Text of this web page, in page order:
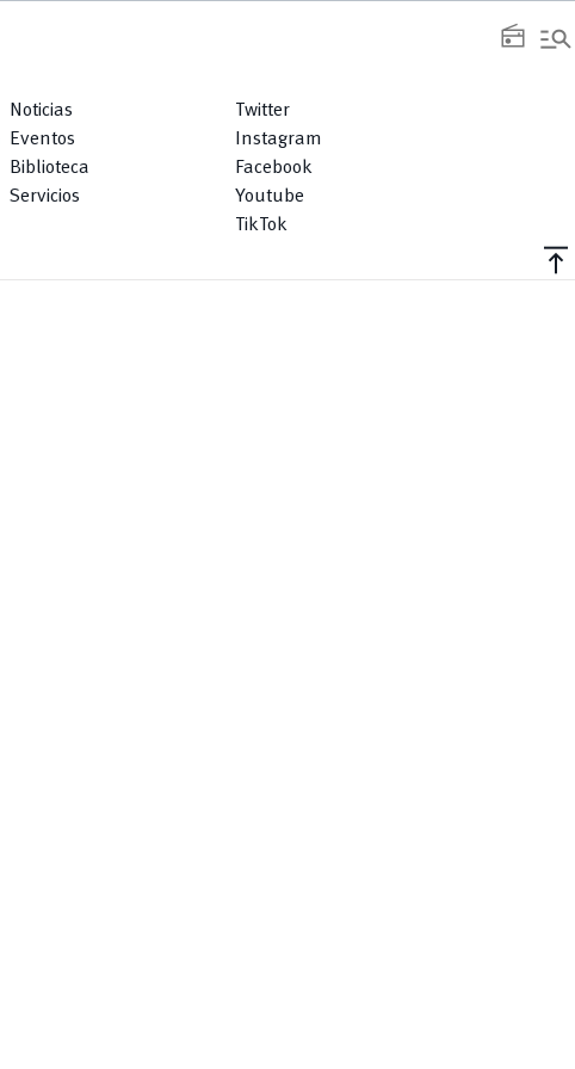
radio manage_search
Noticias
Eventos
Biblioteca
Servicios
Twitter
Instagram
Facebook
Youtube
TikTok
vertical_align_top